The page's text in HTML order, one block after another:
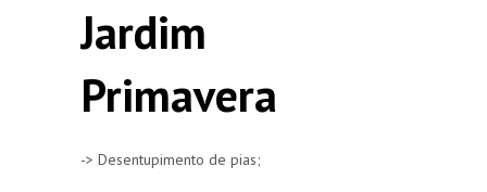
Jardim
Primavera
-> Desentupimento de pias;